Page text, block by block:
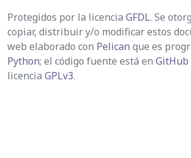
Protegidos por la licencia GFDL. Se
copiar, distribuir y/o modificar estos
web elaborado con Pelican que es
Python; el código fuente está en GitHub
licencia GPLv3.